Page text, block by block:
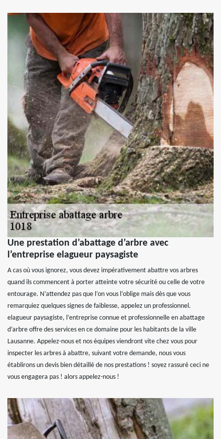
Une prestation d’abattage d’arbre avec
l’entreprise elagueur paysagiste
A cas où vous ignorez, vous devez impérativement abattre vos arbres
quand ils commencent à porter atteinte votre sécurité ou celle de votre
entourage. N’attendez pas que l’on vous l’oblige mais dès que vous
remarquiez quelques signes de faiblesse, appelez un professionnel.
elagueur paysagiste, l’entreprise connue et professionnelle en abattage
d’arbre offre des services en ce domaine pour les habitants de la ville
Lausanne. Appelez-nous et nos équipes viendront vite chez vous pour
inspecter les arbres à abattre, suivant votre demande, nous vous
établirons un devis bien détaillé de nos prestations ! soyez rassuré ceci ne
vous engagera pas ! alors appelez-nous !